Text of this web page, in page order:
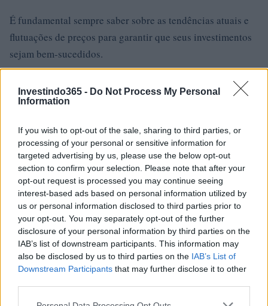
Investindo365 - Do Not Process My Personal
Information
If you wish to opt-out of the sale, sharing to third parties, or
processing of your personal or sensitive information for
targeted advertising by us, please use the below opt-out
section to confirm your selection. Please note that after your
opt-out request is processed you may continue seeing
interest-based ads based on personal information utilized by
us or personal information disclosed to third parties prior to
your opt-out. You may separately opt-out of the further
disclosure of your personal information by third parties on the
IAB’s list of downstream participants. This information may
also be disclosed by us to third parties on the IAB’s List of
Downstream Participants that may further disclose it to other
Please note that this website/app uses one or more Google
É fundamental sempre saber sobre as tendências atuais e
flutuações de preços para garantir que seus investimentos
sejam bem-sucedidos.
AUTOR